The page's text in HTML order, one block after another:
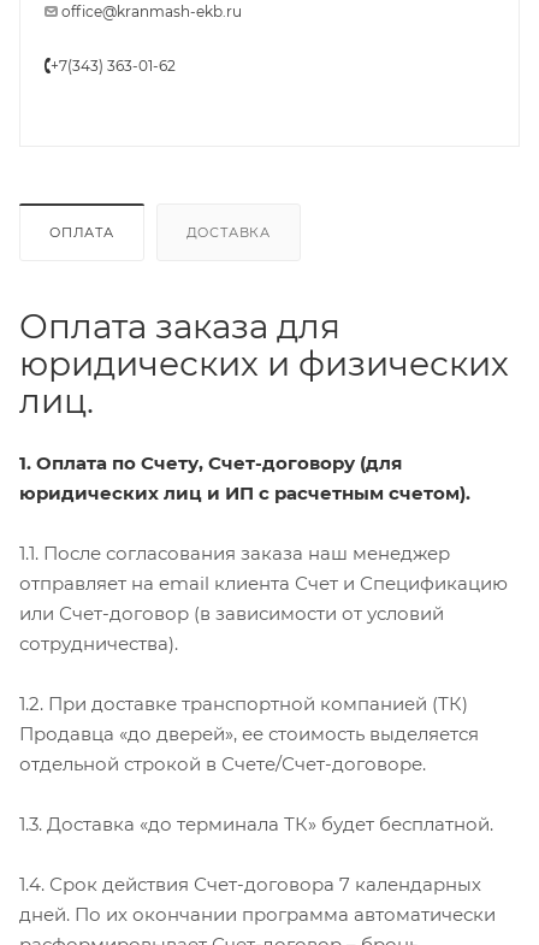
office@kranmash-ekb.ru
+7(343) 363-01-62
ОПЛАТА ДОСТАВКА
Оплата заказа для
юридических и физических
лиц.
1. Оплата по Счету, Счет-договору (для
юридических лиц и ИП с расчетным счетом).
1.1. После согласования заказа наш менеджер
отправляет на email клиента Счет и Спецификацию
или Счет-договор (в зависимости от условий
сотрудничества).
1.2. При доставке транспортной компанией (ТК)
Продавца «до дверей», ее стоимость выделяется
отдельной строкой в Счете/Счет-договоре.
1.3. Доставка «до терминала ТК» будет бесплатной.
1.4. Срок действия Счет-договора 7 календарных
дней. По их окончании программа автоматически